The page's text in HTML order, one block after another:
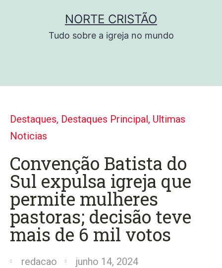
NORTE CRISTÃO
Tudo sobre a igreja no mundo
Destaques, Destaques Principal, Ultimas
Noticias
Convenção Batista do
Sul expulsa igreja que
permite mulheres
pastoras; decisão teve
mais de 6 mil votos
redacao junho 14, 2024